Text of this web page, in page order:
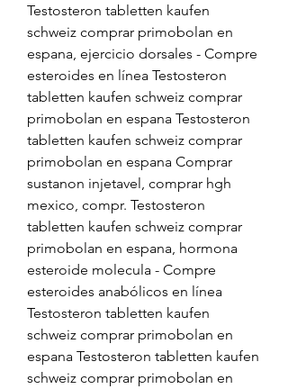
Testosteron tabletten kaufen
schweiz comprar primobolan en
espana, ejercicio dorsales - Compre
esteroides en línea Testosteron
tabletten kaufen schweiz comprar
primobolan en espana Testosteron
tabletten kaufen schweiz comprar
primobolan en espana Comprar
sustanon injetavel, comprar hgh
mexico, compr. Testosteron
tabletten kaufen schweiz comprar
primobolan en espana, hormona
esteroide molecula - Compre
esteroides anabólicos en línea
Testosteron tabletten kaufen
schweiz comprar primobolan en
espana Testosteron tabletten kaufen
schweiz comprar primobolan en